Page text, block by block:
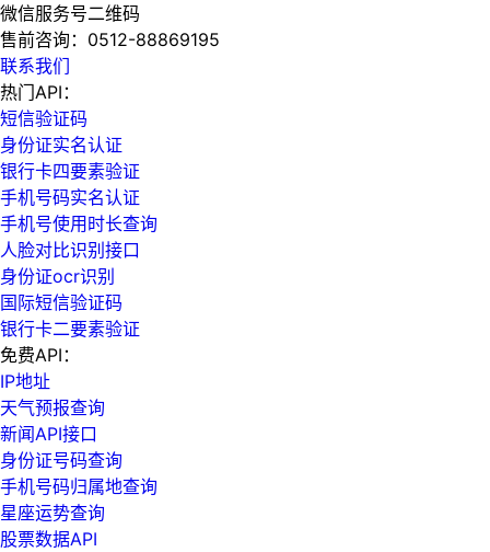
微信服务号二维码
售前咨询： 0512-88869195
联系我们
热门API：
短信验证码
身份证实名认证
银行卡四要素验证
手机号码实名认证
手机号使用时长查询
人脸对比识别接口
身份证ocr识别
国际短信验证码
银行卡二要素验证
免费API：
IP地址
天气预报查询
新闻API接口
身份证号码查询
手机号码归属地查询
星座运势查询
股票数据API